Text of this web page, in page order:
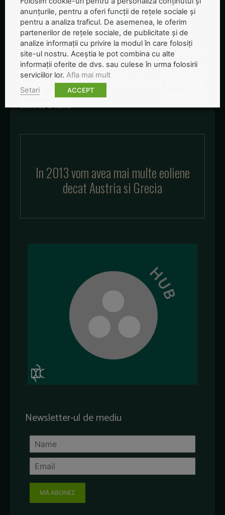
Articolul precedent
Noua lege privind taxa auto
da „unda verde” masinilor
electrice si hibrid
In 2013 vom avea mai multe eoliene
decat Austria si Grecia
Newsletter-ul de mediu
MĂ ABONEZ
anunțurile, pentru a oferi funcții de rețele sociale și
pentru a analiza traficul. De asemenea, le oferim
partenerilor de rețele sociale, de publicitate și de
analize informații cu privire la modul în care folosiți
site-ul nostru. Aceștia le pot combina cu alte
informații oferite de dvs. sau culese în urma folosirii
serviciilor lor. Afla mai mult
Setari
ACCEPT